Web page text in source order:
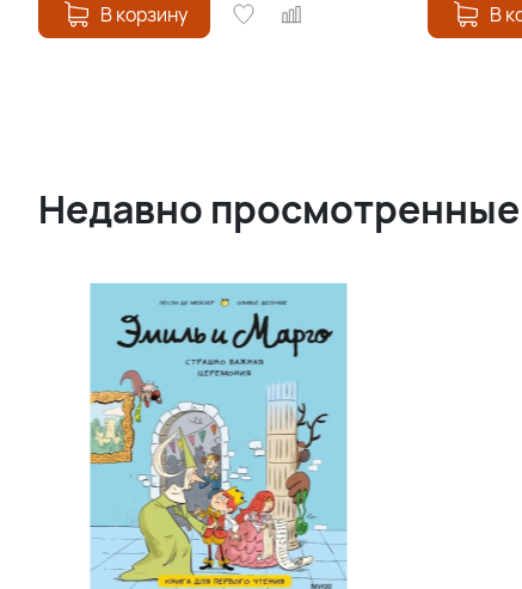
В корзину В
Недавно просмотренные